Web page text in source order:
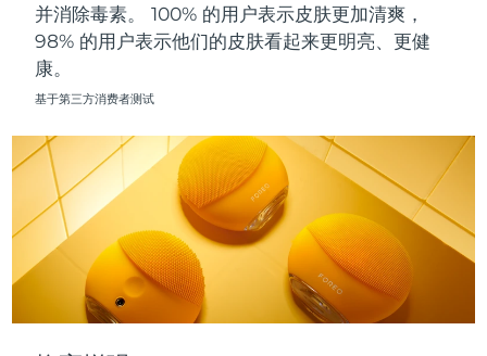
并消除毒素。 100% 的用户表示皮肤更加清爽，
98% 的用户表示他们的皮肤看起来更明亮、更健
康。
基于第三方消费者测试
波多黎各 预计送达日期8/12/26
卡塔尔
罗马尼亚 预计送达日期 8/10/26
俄罗斯 预计送达日期 8/18/26
沙特阿拉伯 预计送达日期8/11/26
新加坡 预计送达日期8/12/26